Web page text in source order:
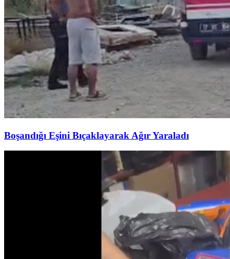
Boşandığı Eşini Bıçaklayarak Ağır Yaraladı